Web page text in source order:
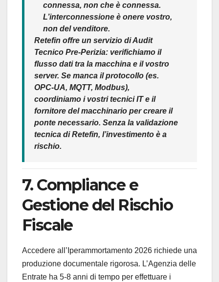
connessa, non che è connessa.
L’interconnessione è onere vostro,
non del venditore.
Retefin offre un servizio di Audit
Tecnico Pre-Perizia: verifichiamo il
flusso dati tra la macchina e il vostro
server. Se manca il protocollo (es.
OPC-UA, MQTT, Modbus),
coordiniamo i vostri tecnici IT e il
fornitore del macchinario per creare il
ponte necessario. Senza la validazione
tecnica di Retefin, l’investimento è a
rischio.
7. Compliance e
Gestione del Rischio
Fiscale
Accedere all’Iperammortamento 2026 richiede una
produzione documentale rigorosa. L’Agenzia delle
Entrate ha 5-8 anni di tempo per effettuare i